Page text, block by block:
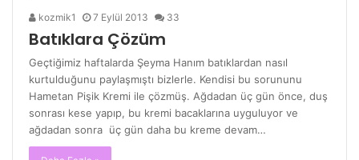
kozmik1 7 Eylül 2013 33
Batıklara Çözüm
Geçtiğimiz haftalarda Şeyma Hanım batıklardan nasıl
kurtulduğunu paylaşmıştı bizlerle. Kendisi bu sorununu
Hametan Pişik Kremi ile çözmüş. Ağdadan üç gün önce, duş
sonrası kese yapıp, bu kremi bacaklarına uyguluyor ve
ağdadan sonra üç gün daha bu kreme devam…